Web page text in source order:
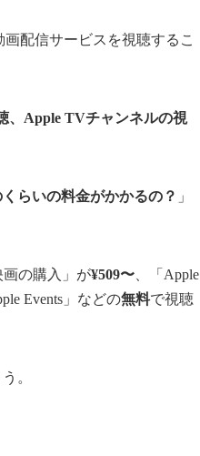
画配信サービスを視聴するこ
、Apple TVチャンネルの視
らいの料金がかかるの？ 」
画の購入」が¥509〜 、「Apple
Events」などの無料で視聴
。